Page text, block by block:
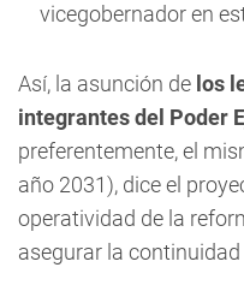
vicegobernador en
Así, la asunción de los
integrantes del Poder
preferentemente, el
año 2031), dice el
operatividad de la
asegurar la